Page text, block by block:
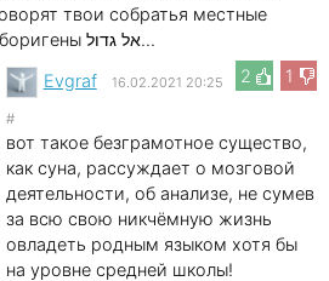
твои собратья местные
аборигены אל גדול...
2
1
Evgraf 16.02.2021 20:25
#
вот такое безграмотное существо,
как суна, рассуждает о мозговой
деятельности, об анализе, не сумев
за всю свою никчёмную жизнь
овладеть родным языком хотя бы
на уровне средней школы!